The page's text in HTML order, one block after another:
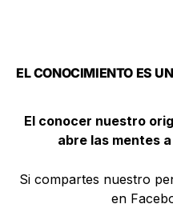
EL CONOCIMIENTO ES
El conocer nuestro
abre las mentes
Si compartes nuestro
en